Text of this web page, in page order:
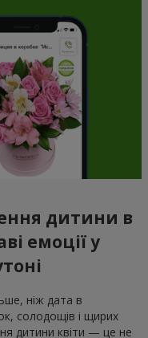
дитини в
емоції у
ніж дата в
солодощів і щирих
дитини квіти — це не